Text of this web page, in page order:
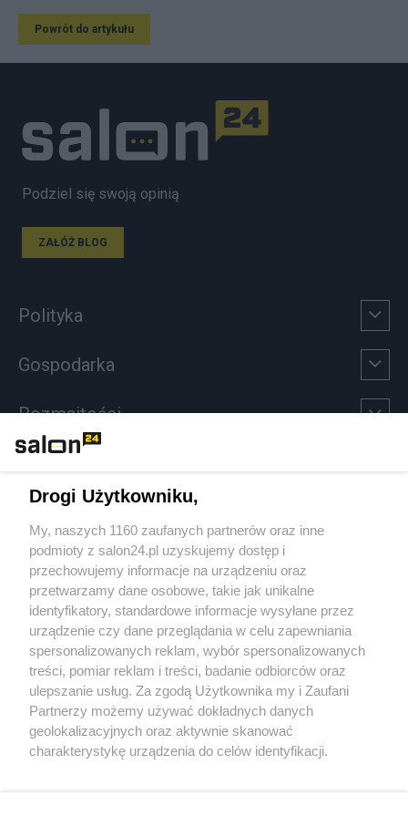
Powrót do artykułu
Podziel się swoją opinią
ZAŁÓŻ BLOG
Polityka
Gospodarka
Rozmaitości
Sport
Społeczeństwo
Kultura
X Facebook Instagram Youtube
Drogi Użytkowniku,
My, naszych 1160 zaufanych partnerów oraz inne
podmioty z salon24.pl uzyskujemy dostęp i
przechowujemy informacje na urządzeniu oraz
przetwarzamy dane osobowe, takie jak unikalne
identyfikatory, standardowe informacje wysyłane przez
urządzenie czy dane przeglądania w celu zapewniania
spersonalizowanych reklam, wybór spersonalizowanych
treści, pomiar reklam i treści, badanie odbiorców oraz
ulepszanie usług. Za zgodą Użytkownika my i Zaufani
Partnerzy możemy używać dokładnych danych
geolokalizacyjnych oraz aktywnie skanować
charakterystykę urządzenia do celów identyfikacji.